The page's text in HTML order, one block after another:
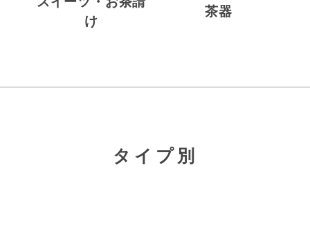
け
茶器
タイプ別